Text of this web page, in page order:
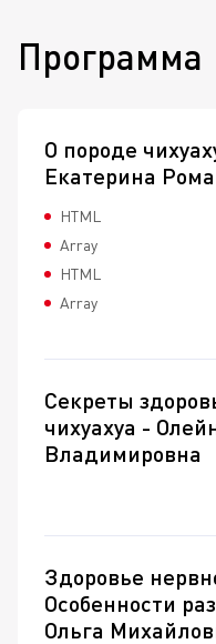
Программа
О породе
Екатерина
HTML
Array
HTML
Array
Секреты
чихуахуа -
Владимировна
Здоровье
Особенности
Ольга